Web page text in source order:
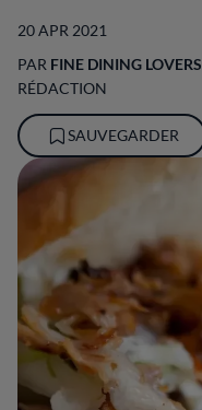
20 APR 2021
PAR FINE DINING LOVERS
RÉDACTION
SAUVEGARDER